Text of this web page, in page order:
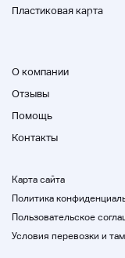
Пластиковая карта
О компании
Отзывы
Помощь
Контакты
Карта сайта
Политика
Пользовательское
Условия перевозки и